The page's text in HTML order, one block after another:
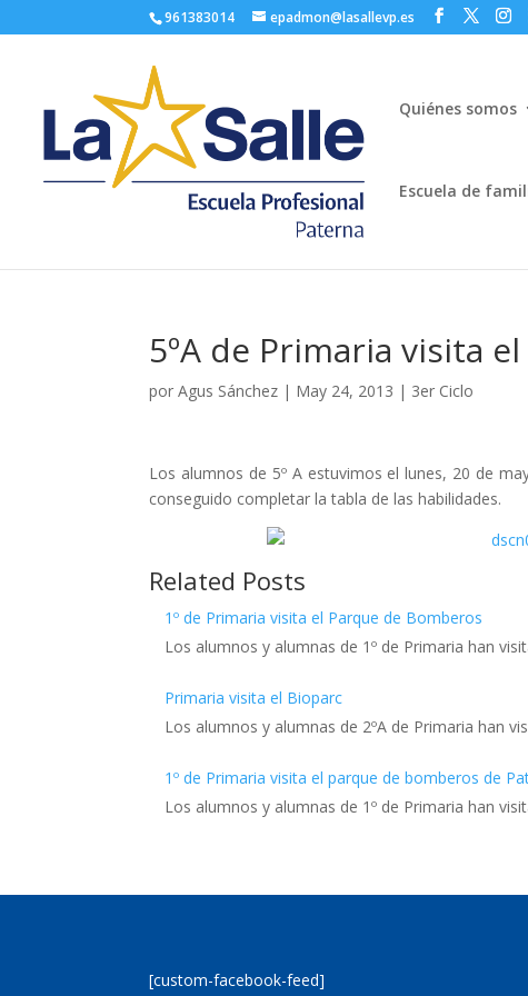
961383014 epadmon@lasallevp.es
Quiénes somos
Escuela de
5ºA de Primaria visita
porAgus Sánchez | May 24, 2013 | 3er Ciclo
Los alumnos de 5º A estuvimos el lunes, 20 de
conseguido completar la tabla de las habilidades.
Related Posts
1º de Primaria visita el Parque de Bomberos
Los alumnos y alumnas de 1º de Primaria han
Primaria visita el Bioparc
Los alumnos y alumnas de 2ºA de Primaria han
1º de Primaria visita el parque de bomberos de
Los alumnos y alumnas de 1º de Primaria han
[custom-facebook-feed]